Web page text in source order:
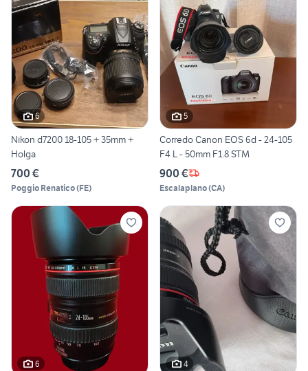
6
Nikon d7200 18-105 + 35mm +
Holga
700 €
Poggio Renatico(FE)
5
Corredo Canon EOS 6d - 24-105
F4 L - 50mm F1.8 STM
900 €
Escalaplano(CA)
6 4